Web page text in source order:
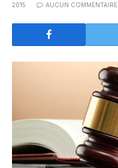
2015 AUCUN COMMENTAIRE